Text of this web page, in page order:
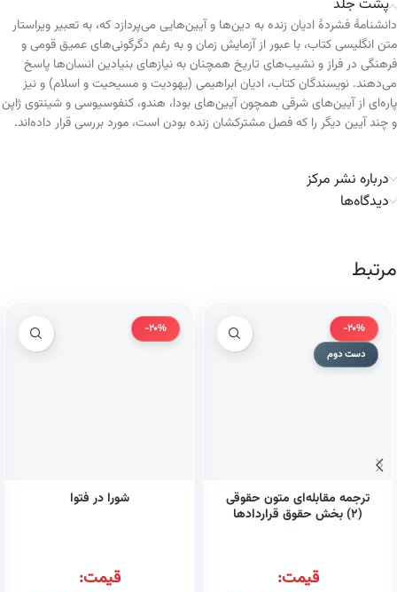
پشت جلد
دانشنامهٔ فشردهٔ ادیان زنده به دین‌ها و آیین‌هایی می‌پردازد که، به تعبیر ویراستار
متن انگلیسی کتاب، با عبور از آزمایش زمان و به رغم دگرگونی‌های عمیق قومی و
فرهنگی در فراز و نشیب‌های تاریخ همچنان به نیازهای بنیادین انسان‌ها پاسخ
می‌دهند. نویسندگان کتاب، ادیان ابراهیمی (یهودیت و مسیحیت و اسلام) و نیز
پاره‌ای از آیین‌های شرقی همچون آیین‌های بودا، هندو، کنفوسیوسی و شینتوی ژاپن
و چند آیین دیگر را که فصل مشترکشان زنده بودن است، مورد بررسی قرار داده‌اند.
درباره نشر مرکز
دیدگاه‌ها
مرتبط
-20%
دست دوم
ترجمه مقابله‌ای متون حقوقی
(۲) بخش حقوق قراردادها
قیمت:
-20%
شورا در فتوا
قیمت: